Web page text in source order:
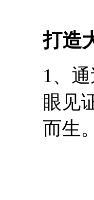
打造
1、
眼见
而生。